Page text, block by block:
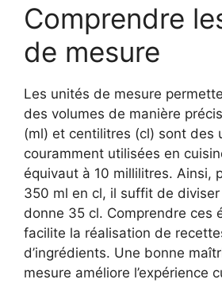
Comprendre
de mesure
Les unités de mesure
des volumes de manière
(ml) et centilitres (cl) sont des
couramment utilisées en
équivaut à 10 millilitres. Ainsi,
350 ml en cl, il suffit de diviser
donne 35 cl. Comprendre ces
facilite la réalisation de
d’ingrédients. Une bonne
mesure améliore l’expérience